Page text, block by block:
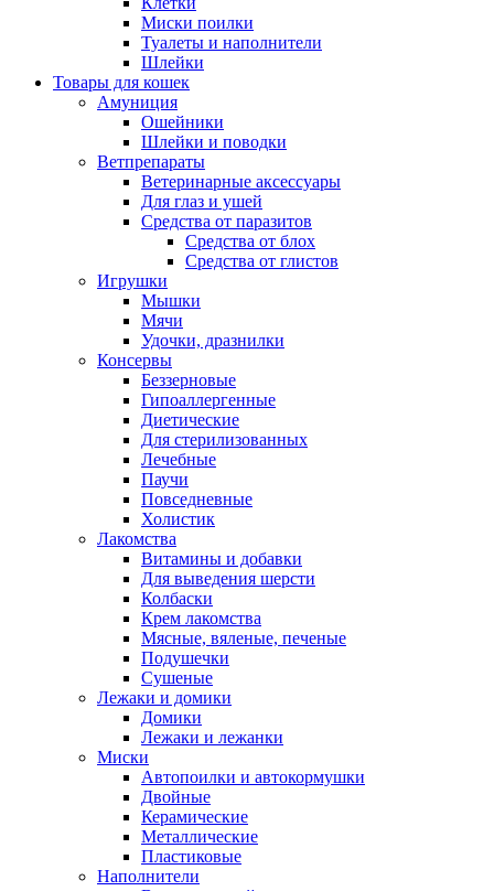
Миски поилки
Туалеты и наполнители
Шлейки
Товары для кошек
Амуниция
Ошейники
Шлейки и поводки
Ветпрепараты
Ветеринарные аксессуары
Для глаз и ушей
Средства от паразитов
Средства от блох
Средства от глистов
Игрушки
Мышки
Мячи
Удочки, дразнилки
Консервы
Беззерновые
Гипоаллергенные
Диетические
Для стерилизованных
Лечебные
Паучи
Повседневные
Холистик
Лакомства
Витамины и добавки
Для выведения шерсти
Колбаски
Крем лакомства
Мясные, вяленые, печеные
Подушечки
Сушеные
Лежаки и домики
Домики
Лежаки и лежанки
Миски
Автопоилки и автокормушки
Двойные
Керамические
Металлические
Пластиковые
Наполнители